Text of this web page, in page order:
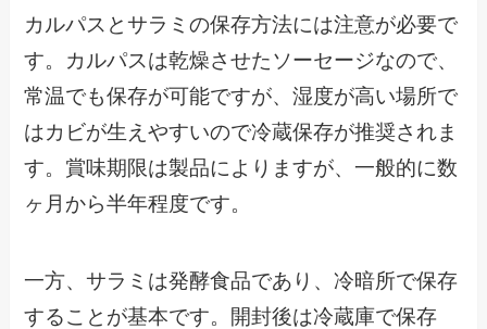
カルパスとサラミの保存方法には注意が必要で
す。カルパスは乾燥させたソーセージなので、
常温でも保存が可能ですが、湿度が高い場所で
はカビが生えやすいので冷蔵保存が推奨されま
す。賞味期限は製品によりますが、一般的に数
ヶ月から半年程度です。
一方、サラミは発酵食品であり、冷暗所で保存
することが基本です。開封後は冷蔵庫で保存